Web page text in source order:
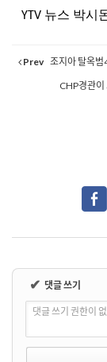
YTV 뉴스 박시
Prev 조지아 탈옥범
CHP경관이
✔ 댓글 쓰기
댓글 쓰기 권한이